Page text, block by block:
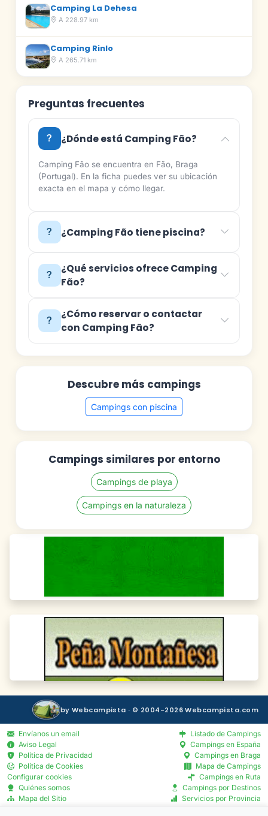
Camping La Dehesa
A 228.97 km
Camping Rinlo
A 265.71 km
Preguntas frecuentes
¿Dónde está Camping Fão?
Camping Fão se encuentra en Fão, Braga
(Portugal). En la ficha puedes ver su ubicación
exacta en el mapa y cómo llegar.
¿Camping Fão tiene piscina?
¿Qué servicios ofrece Camping
Fão?
¿Cómo reservar o contactar
con Camping Fão?
Descubre más campings
Campings con piscina
Campings similares por entorno
Campings de playa
Campings en la naturaleza
by Webcampista · © 2004-2026 Webcampista.com
Envíanos un email
Aviso Legal
Política de Privacidad
Política de Cookies
Configurar cookies
Quiénes somos
Mapa del Sitio
Blog
Listado de Campings
Campings en España
Campings en Braga
Mapa de Campings
Campings en Ruta
Campings por Destinos
Servicios por Provincia